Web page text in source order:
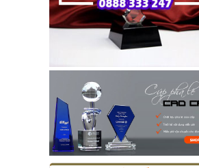
KỶ NIỆM CHƯƠNG KNC286
Mã SP: KNC286
Call